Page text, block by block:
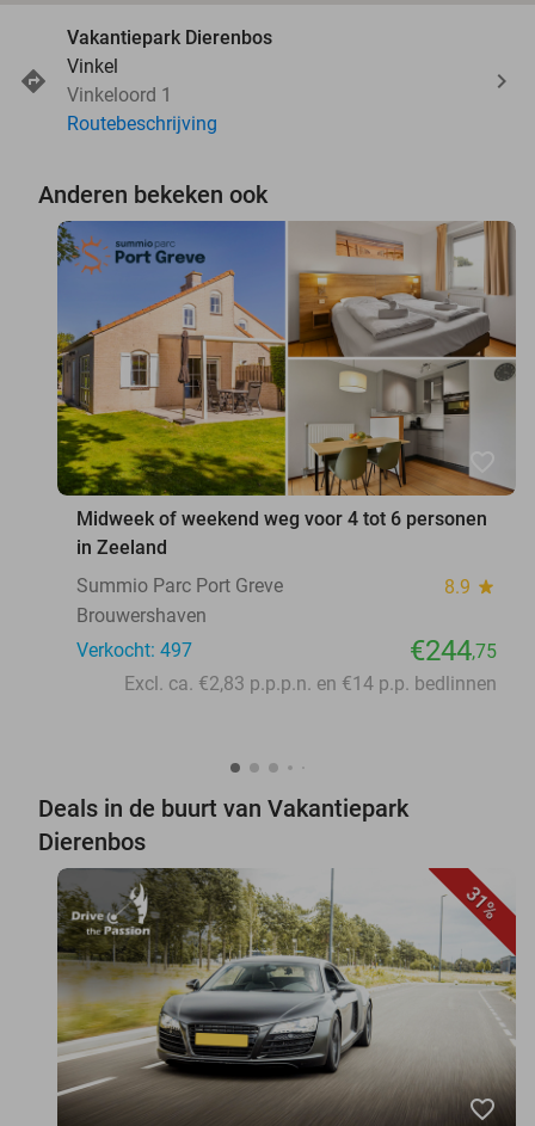
Vakantiepark Dierenbos
Vinkel
Vinkeloord 1
Routebeschrijving
Anderen bekeken ook
favorite_border
Midweek of weekend weg voor 4 tot 6 personen
in Zeeland
Summio Parc Port Greve
8.9 star
Brouwershaven
Verkocht: 497
€244,75
Excl. ca. €2,83 p.p.p.n. en €14 p.p. bedlinnen
Deals in de buurt van Vakantiepark
Dierenbos
31%
favorite_border